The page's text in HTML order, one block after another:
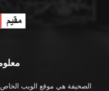
الصحيفة هي موقع الويب الخاص